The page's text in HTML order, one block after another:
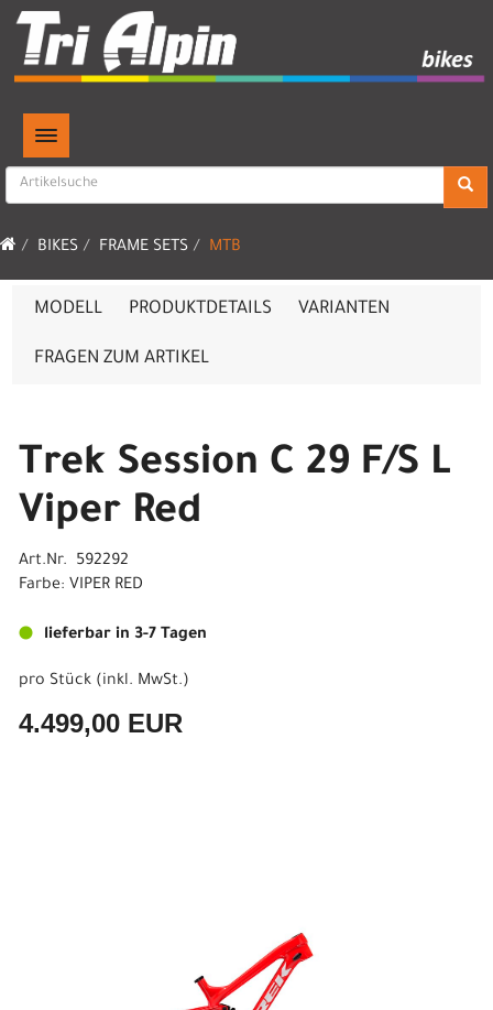
TOGGLE NAVIGATION
BIKES FRAME SETS MTB
MODELL PRODUKTDETAILS VARIANTEN
FRAGEN ZUM ARTIKEL
Trek Session C 29 F/S L
Viper Red
Art.Nr. 592292
Farbe: VIPER RED
lieferbar in 3-7 Tagen
pro Stück (inkl. MwSt.)
4.499,00 EUR